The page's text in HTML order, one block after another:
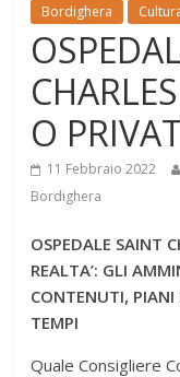
Bordighera
O
11 Febbraio 2022
Bordighera
OSPEDALE SAINT
REALTA’: GLI
CONTENUTI, PIANI
TEMPI
Quale Consigliere